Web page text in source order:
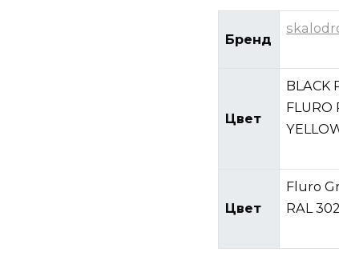
Бренд
Цвет
BLACK
FLURO
Цвет
Fluro
RAL